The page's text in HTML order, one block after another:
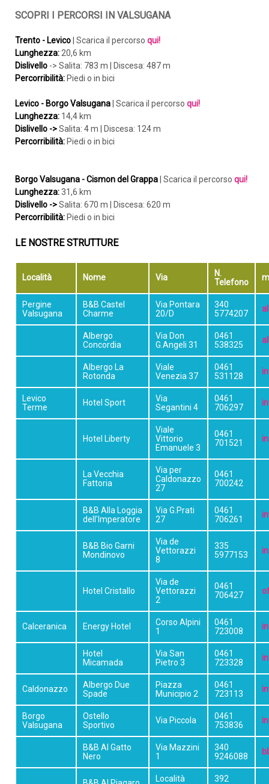
SCOPRI I PERCORSI IN VALSUGANA
Trento - Levico | Scarica il percorso qui!
Lunghezza: 20,6 km
Dislivello -> Salita: 783 m | Discesa: 487 m
Percorribilità: Piedi o in bici
Levico - Borgo Valsugana | Scarica il percorso qui!
Lunghezza: 14,4 km
Dislivello ->Salita: 4 m | Discesa: 124 m
Percorribilità: Piedi o in bici
Borgo Valsugana - Cismon del Grappa | Scarica il percorso qui!
Lunghezza:31,6 km
Dislivello ->Salita: 670 m | Discesa: 620 m
Percorribilità: Piedi o in bici
LE NOSTRE STRUTTURE
Località Nome Via
N.
Telefono
Pergine
Valsugana
B&B Castel
Charme
Via Pontara
20/D
340
5774207
Albergo
Concordia
Via Don
G.Angeli 31
0461
538325
Albergo La
Rotonda
Viale
Venezia 37
0461
531128
Levico
Terme
Hotel Sport
Via
Segantini 4
0461
706297
Hotel Liberty
Viale
Vittorio
Emanuele 3
0461
701521
La Vecchia
Fattoria
Via per
Caldonazzo
27
0461
700242
B&B Alla Loggia
dell'Imperatore
Via G.Prati
27
0461
706261
B&B Bio Garni
Mondinovo
Via de
Vettorazzi
8
335
5977153
Hotel Cristallo
Via de
Vettorazzi
2
0461
706427
Calceranica Energy Hotel
Corso Alpini
1
0461
723008
Hotel
Micamada
Via San
Pietro 3
0461
723328
Caldonazzo
Albergo Due
Spade
Piazza
Municipio 2
0461
723113
Borgo
Valsugana
Ostello
Sportivo
Via Piccola
0461
753836
B&B Al Gatto
Nero
Via Mazzini
1
340
9246088
Località
392